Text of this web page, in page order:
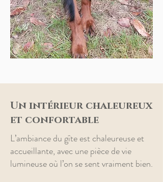
Un intérieur chaleureux
et confortable
L’ambiance du gîte est chaleureuse et
accueillante, avec une pièce de vie
lumineuse où l’on se sent vraiment bien.